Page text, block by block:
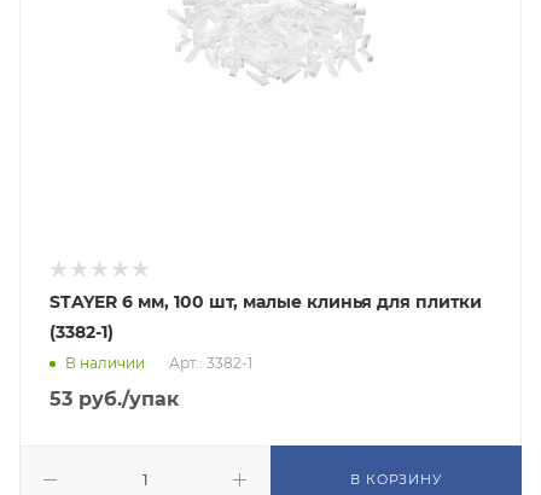
STAYER 6 мм, 100 шт, малые клинья для плитки
(3382-1)
В наличии Арт.: 3382-1
53 руб./упак
В КОРЗИНУ